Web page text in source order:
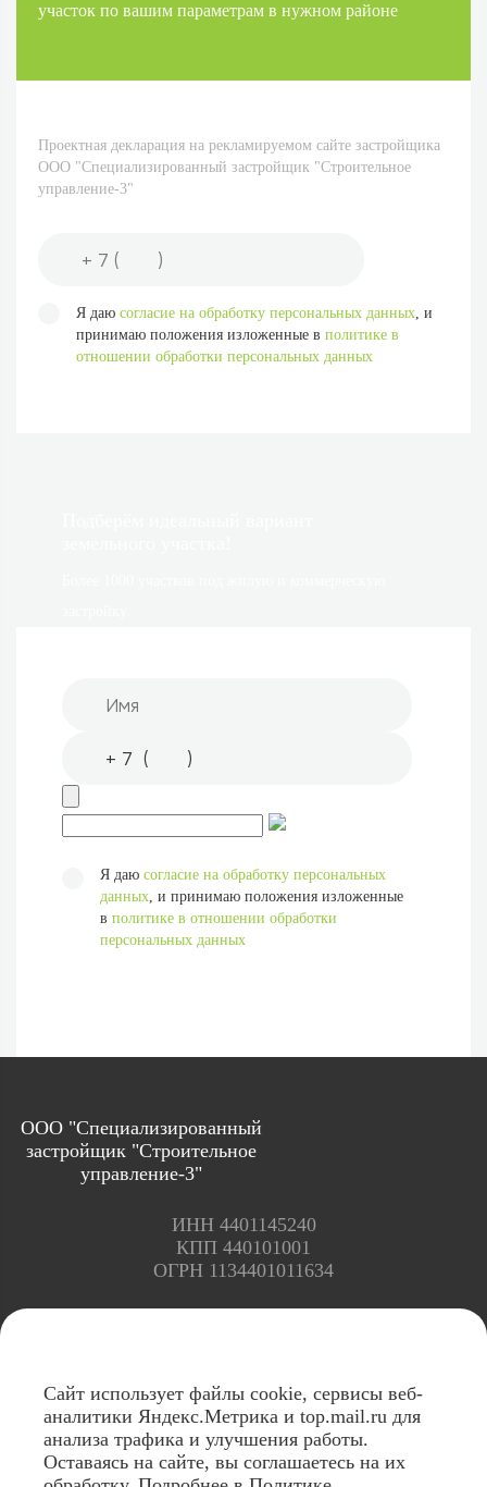
участок по вашим параметрам в нужном районе
Проектная декларация на рекламируемом сайте застройщика
ООО "Специализированный застройщик "Строительное
управление-3"
Я даю согласие на обработку персональных данных, и
принимаю положения изложенные в политике в
отношении обработки персональных данных
Я даю согласие на обработку персональных
данных, и принимаю положения изложенные
в политике в отношении обработки
персональных данных
Сайт использует файлы cookie, сервисы веб-
аналитики Яндекс.Метрика и top.mail.ru для
анализа трафика и улучшения работы.
Оставаясь на сайте, вы соглашаетесь на их
ООО "Специализированный
застройщик "Строительное
управление-3"
ИНН 4401145240
КПП 440101001
ОГРН 1134401011634